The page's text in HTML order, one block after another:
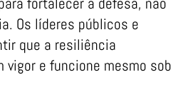
Os líderes públicos e
que a resiliência
e funcione mesmo sob